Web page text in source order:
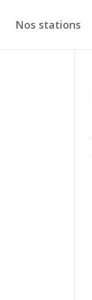
Nos stations